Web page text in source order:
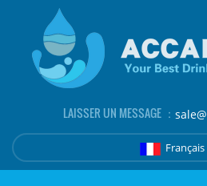
LAISSER UN MESSAGE ：
Français